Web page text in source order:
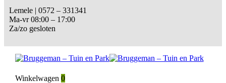
Lemele | 0572 – 331341
Ma-vr 08:00 – 17:00
Za/zo gesloten
Winkelwagen 0